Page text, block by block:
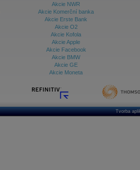
Akcie NWR
Akcie Komerční banka
Akcie Erste Bank
Akcie O2
Akcie Kofola
Akcie Apple
Akcie Facebook
Akcie BMW
Akcie GE
Akcie Moneta
Tvorba